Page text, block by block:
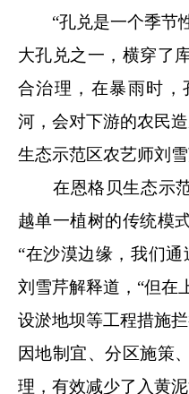
“孔兑是一个季节
大孔兑之一，横穿了
合治理，在暴雨时
河，会对下游的农民
生态示范区农艺师刘雪
在恩格贝生态示范
越单一植树的传统模
“在沙漠边缘，我们
刘雪芹解释道，“但在
设淤地坝等工程措施
因地制宜、分区施策
理，有效减少了入黄